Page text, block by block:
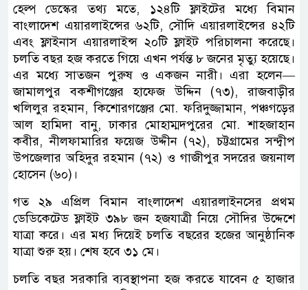
হেল্প ডেস্কের তথ্য মতে, ১২৪টি ফ্লাইটের মধ্যে বিমান
বাংলাদেশ এয়ারলাইন্সের ৬২টি, সৌদি এয়ারলাইন্সের ৪২টি
এবং ফ্লাইনাস এয়ারলাইন্স ২০টি ফ্লাইট পরিচালনা করেছে।
চলতি বছর হজ করতে গিয়ে এখন পর্যন্ত ৮ জনের মৃত্যু হয়েছে।
এর মধ্যে সাতজন পুরুষ ও একজন নারী। এরা হলেন—
জামালপুর বকশীগঞ্জের হাফেজ উদ্দিন (৭৩), রাজবাড়ীর
খলিলুর রহমান, কিশোরগঞ্জের মো. ফরিদুজ্জামান, পঞ্চগড়ের
আল হামিদা বানু, ঢাকার মোহাম্মদপুরের মো. শাহজাহান
কবীর, নীলফামারির ফয়েজ উদ্দীন (৭২), চট্টগ্রামের সন্দ্বীপ
উপজেলার অহিদুর রহমান (৭২) ও গাজীপুর সদরের জয়নাল
হোসেন (৬০)।
গত ২৯ এপ্রিল বিমান বাংলাদেশ এয়ারলাইনসের প্রথম
ডেডিকেটেড ফ্লাইট ৩৯৮ জন হজযাত্রী নিয়ে সৌদির উদ্দেশে
যাত্রা করে। এর মধ্য দিয়েই চলতি বছরের হজের আনুষ্ঠানিক
যাত্রা শুরু হয়। শেষ হবে ৩১ মে।
চলতি বছর সরকারি ব্যবস্থাপনা হজ করতে যাবেন ৫ হাজার